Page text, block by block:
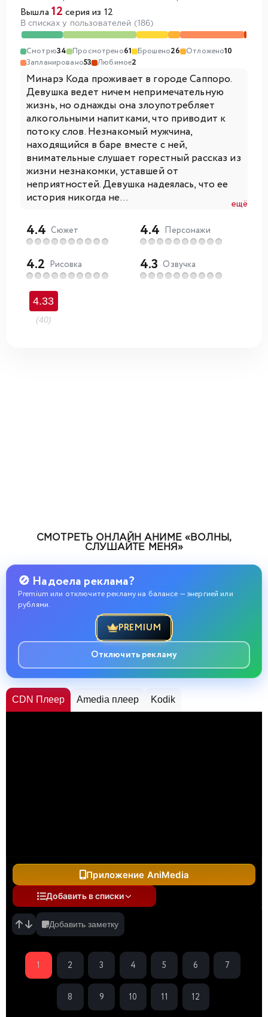
Вышла 12 серия из 12
В списках у пользователей (186)
Смотрю34 Просмотрено61 Брошено26 Отложено10
Запланировано53 Любимое2
Минарэ Кода проживает в городе Саппоро.
Девушка ведет ничем непримечательную
жизнь, но однажды она злоупотребляет
алкогольными напитками, что приводит к
потоку слов. Незнакомый мужчина,
находящийся в баре вместе с ней,
внимательные слушает горестный рассказ из
жизни незнакомки, уставшей от
неприятностей. Девушка надеялась, что ее
история никогда не...
ещё
4.4 Сюжет 4.4 Персонажи
4.2 Рисовка 4.3 Озвучка
4.33
(40)
СМОТРЕТЬ ОНЛАЙН АНИМЕ «ВОЛНЫ,
СЛУШАЙТЕ МЕНЯ»
🚫 Надоела реклама?
Premium или отключите рекламу на балансе — энергией или
рублями.
PREMIUM
Отключить рекламу
CDN Плеер Amedia плеер Kodik
Приложение AniMedia
Добавить в списки
Добавить заметку
1 2 3 4 5 6 7
8 9 10 11 12